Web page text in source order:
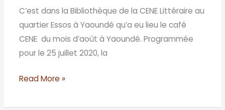
C’est dans la Bibliothèque de la CENE Littéraire au
quartier Essos à Yaoundé qu’a eu lieu le café
CENE du mois d’août à Yaoundé. Programmée
pour le 25 juillet 2020, la
Read More »